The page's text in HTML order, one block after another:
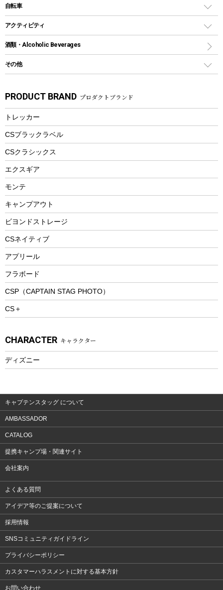
グランドシート
ガイドロープ
ツール
焚き火台&ストーブ
火起こし
バーベキューツール
クッキングツール
ナイフ
カトラリー
マグカップ、カップ
ステンレスボトル
フードボトル
トレー
ランチョンマット
ランチボックス
ディズニーボトル
保冷剤
リュック、バックパック
トートバッグ、サコッシュ
ショッピングキャリー
その他アウトドア雑貨
スプレー関係
ツール、他
インフレータブル
カヤック
パドル
ヘルメット
エアーポンプ
アクセサリー
自転車
折りたたみ自転車
スポーツサイクル
シティサイクル
自転車ウェア
アクティビティ
マリン
ラッシュガード
パラソル
フローティングベスト
ヘルメット
エアーポンプ
ビーチテント
ウィンター
スノーシュー
防寒ウェア
トレッキング
トレッキングアクセサリー
プレイグッズ
ウェルネス
ウェア、タオル
ウェア
酒類・Alcoholic Beverages
その他
湯たんぽ
防災用品
PRODUCT BRAND プロダクトブランド
トレッカー
CSブラックラベル
CSクラシックス
エクスギア
モンテ
キャンプアウト
ビヨンドストレージ
CSネイティブ
アプリール
フラボード
CSP（CAPTAIN STAG PHOTO）
CS＋
CHARACTER キャラクター
ディズニー
キャプテンスタッグ について
AMBASSADOR
CATALOG
提携キャンプ場・関連サイト
会社案内
よくある質問
アイデア等のご提案について
採用情報
SNSコミュニティガイドライン
プライバシーポリシー
カスタマーハラスメントに対する基本方針
お問い合わせ